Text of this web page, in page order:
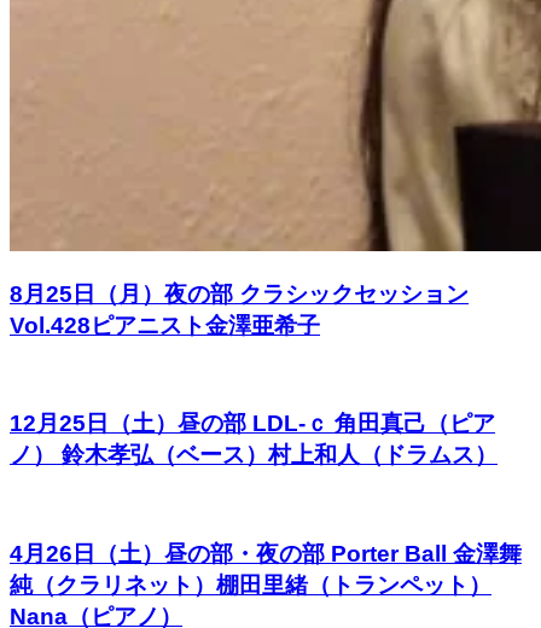
8月25日（月）夜の部 クラシックセッション
Vol.428ピアニスト金澤亜希子
12月25日（土）昼の部 LDL-ｃ 角田真己（ピア
ノ） 鈴木孝弘（ベース）村上和人（ドラムス）
4月26日（土）昼の部・夜の部 Porter Ball 金澤舞
純（クラリネット）棚田里緒（トランペット）
Nana（ピアノ）